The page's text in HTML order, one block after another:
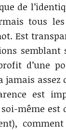
de
tous
Est
semblant
d’une
jamais
est
même est